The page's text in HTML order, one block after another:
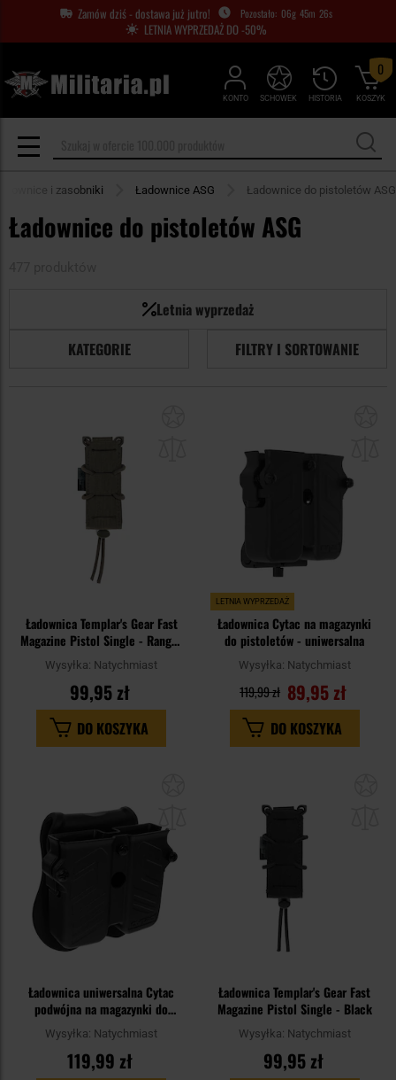
Zamów dziś - dostawa już jutro! 06g 45m 25s
LETNIA WYPRZEDAŻ DO -50%
KONTO HISTORIA
SCHOWEK KOSZYK
0
i zasobniki Ładownice ASG Ładownice do pistoletów ASG
Ładownice do pistoletów ASG
Letnia wyprzedaż
KATEGORIE
FILTRY I SORTOWANIE
schowka
Ładownica Templar's Gear Fast
Magazine Pistol Single - Ranger
Green
Wysyłka: Natychmiast
99,95 zł
DO KOSZYKA
LETNIA WYPRZEDAŻ
Ładownica Cytac na magazynki
do pistoletów - uniwersalna
Wysyłka: Natychmiast
89,95 zł
119,99 zł
DO KOSZYKA
Ładownica uniwersalna Cytac
podwójna na magazynki do
pistoletów z płetwą - Black
Wysyłka: Natychmiast
119,99 zł
Ładownica Templar's Gear Fast
Magazine Pistol Single - Black
Wysyłka: Natychmiast
99,95 zł